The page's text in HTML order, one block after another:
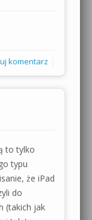
komentarz
to tylko
typu
że iPad
do
(takich jak